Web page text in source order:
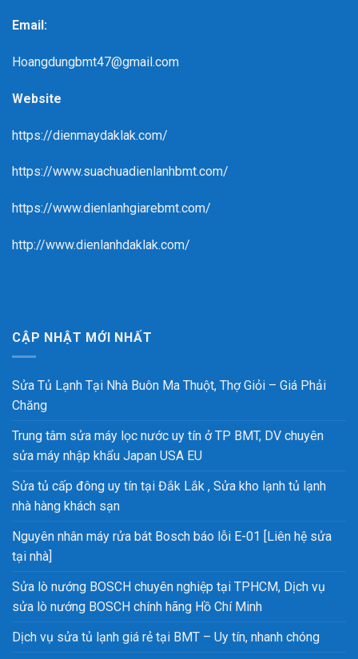
Email:
Hoangdungbmt47@gmail.com
Website
https://dienmaydaklak.com/
https://www.suachuadienlanhbmt.com/
https://www.dienlanhgiarebmt.com/
http://www.dienlanhdaklak.com/
CẬP NHẬT MỚI NHẤT
Sửa Tủ Lạnh Tại Nhà Buôn Ma Thuột, Thợ Giỏi – Giá Phải
Chăng
Trung tâm sửa máy lọc nước uy tín ở TP BMT, DV chuyên
sửa máy nhập khẩu Japan USA EU
Sửa tủ cấp đông uy tín tại Đắk Lắk , Sửa kho lạnh tủ lạnh
nhà hàng khách sạn
Nguyên nhân máy rửa bát Bosch báo lỗi E-01 [Liên hệ sửa
tại nhà]
Sửa lò nướng BOSCH chuyên nghiệp tại TPHCM, Dịch vụ
sửa lò nướng BOSCH chính hãng Hồ Chí Minh
Dịch vụ sửa tủ lạnh giá rẻ tại BMT – Uy tín, nhanh chóng